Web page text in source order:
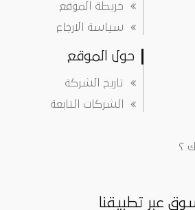
خريطة الموقع
سياسة الارجاع
؟
حول الموقع
تاريخ الشركة
الشركات التابعة
عبر تطبيقنا